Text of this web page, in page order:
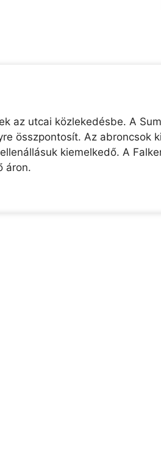
az utcai közlekedésbe. A
összpontosít. Az abroncsok
kiemelkedő. A
áron.